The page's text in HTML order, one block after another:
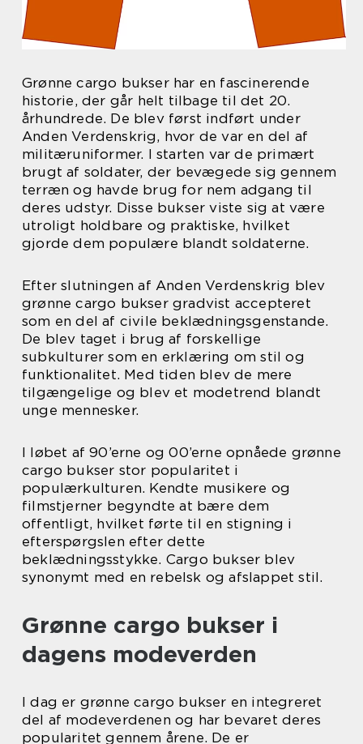
Grønne cargo bukser har en fascinerende
historie, der går helt tilbage til det 20.
århundrede. De blev først indført under
Anden Verdenskrig, hvor de var en del af
militæruniformer. I starten var de primært
brugt af soldater, der bevægede sig gennem
terræn og havde brug for nem adgang til
deres udstyr. Disse bukser viste sig at være
utroligt holdbare og praktiske, hvilket
gjorde dem populære blandt soldaterne.
Efter slutningen af Anden Verdenskrig blev
grønne cargo bukser gradvist accepteret
som en del af civile beklædningsgenstande.
De blev taget i brug af forskellige
subkulturer som en erklæring om stil og
funktionalitet. Med tiden blev de mere
tilgængelige og blev et modetrend blandt
unge mennesker.
I løbet af 90’erne og 00’erne opnåede grønne
cargo bukser stor popularitet i
populærkulturen. Kendte musikere og
filmstjerner begyndte at bære dem
offentligt, hvilket førte til en stigning i
efterspørgslen efter dette
beklædningsstykke. Cargo bukser blev
synonymt med en rebelsk og afslappet stil.
Grønne cargo bukser i
dagens modeverden
I dag er grønne cargo bukser en integreret
del af modeverdenen og har bevaret deres
popularitet gennem årene. De er